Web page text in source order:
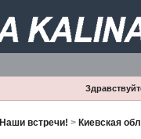
Наши встречи! > Киевская